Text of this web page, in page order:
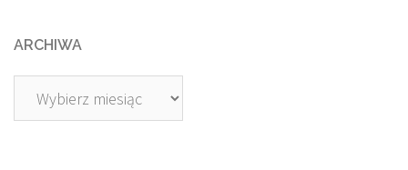
ARCHIWA
Archiwa